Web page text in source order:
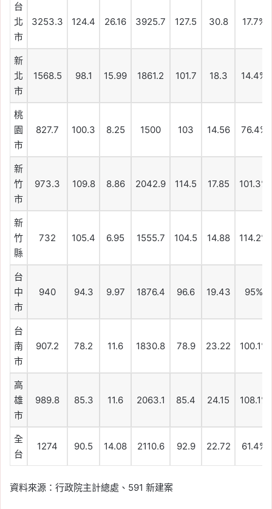
台
北
市
3253.3 124.4 26.16 3925.7 127.5 30.8 17.7%
新
北
市
1568.5 98.1 15.99 1861.2 101.7 18.3 14.4%
桃
園
市
827.7 100.3 8.25 1500 103 14.56 76.4%
新
竹
市
973.3 109.8 8.86 2042.9 114.5 17.85 101.3%
新
竹
縣
732 105.4 6.95 1555.7 104.5 14.88 114.2%
台
中
市
940 94.3 9.97 1876.4 96.6 19.43 95%
台
南
市
907.2 78.2 11.6 1830.8 78.9 23.22 100.1%
高
雄
市
989.8 85.3 11.6 2063.1 85.4 24.15 108.1%
全
台
1274 90.5 14.08 2110.6 92.9 22.72 61.4%
資料來源：行政院主計總處、591 新建案